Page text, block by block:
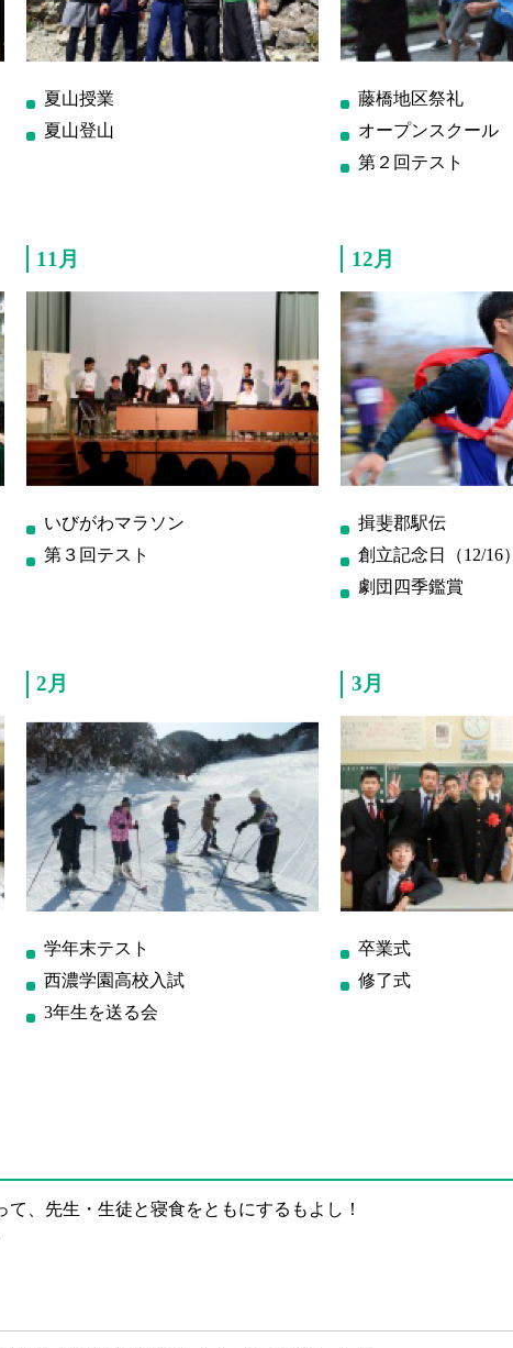
夏山授業
夏山登山
藤橋地区祭礼
オープンスクール
第２回テスト
11月
いびがわマラソン
第３回テスト
12月
揖斐郡駅伝
創立記念日（12/16）
劇団四季鑑賞
2月
学年末テスト
西濃学園高校入試
3年生を送る会
3月
卒業式
修了式
、先生・生徒と寝食をともにするもよし！